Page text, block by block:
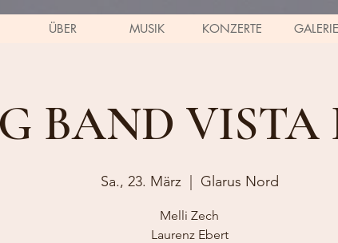
ÜBER MUSIK KONZERTE GALERIE
BAND VISTA
Sa., 23. März
  |
Glarus Nord
Melli Zech
Laurenz Ebert